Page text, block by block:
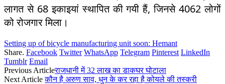
लागत से 68 इकाइयां स्थापित की गयी हैं, जिनसे 4062 लोगों
को रोजगार मिला।
Setting up of bicycle manufacturing unit soon: Hemant
Share. Facebook Twitter WhatsApp Telegram Pinterest LinkedIn
Tumblr Email
Previous Articleराजधानी में 32 लाख का डाकघर घोटाला
Next Articleकौन है अरुण साव, धुन के कर रहा है कोयले की तस्करी